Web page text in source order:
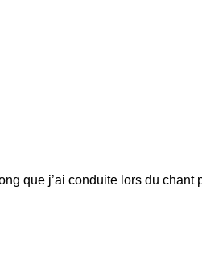
que j’ai conduite lors du